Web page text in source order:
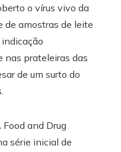
o vírus vivo da
de amostras de leite
nas prateleiras das
de um surto do
Food and Drug
série inicial de